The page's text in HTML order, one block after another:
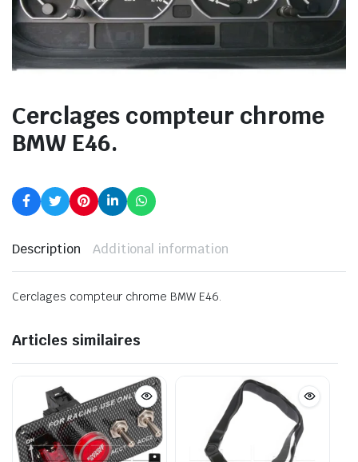
Cerclages compteur chrome
BMW E46.
Description Additional information
Cerclages compteur chrome BMW E46.
Articles similaires